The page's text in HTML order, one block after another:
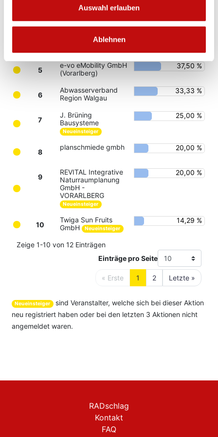
Auswahl erlauben
Ablehnen
PROOX GmbH
Systems Engineering
5
e-vo eMobility GmbH
(Vorarlberg)
37,50 %
6
Abwasserverband
Region Walgau
33,33 %
7
J. Brüning
Bausysteme
Neueinsteiger
25,00 %
8
planschmiede gmbh 20,00 %
9
REVITAL Integrative
Naturraumplanung
GmbH -
VORARLBERG
Neueinsteiger
20,00 %
10
Twiga Sun Fruits
GmbH Neueinsteiger
14,29 %
Zeige 1-10 von 12 Einträgen
Einträge pro Seite
« Erste 1 2 Letzte »
Neueinsteiger sind Veranstalter, welche sich bei dieser Aktion
neu registriert haben oder bei den letzten 3 Aktionen nicht
angemeldet waren.
RADschlag
Kontakt
FAQ